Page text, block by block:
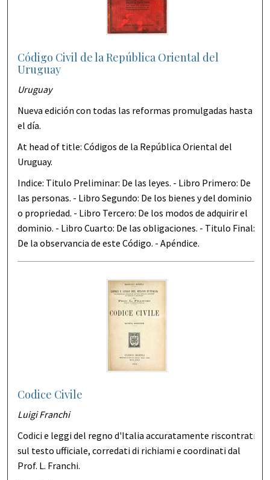
Código Civil de la República Oriental del
Uruguay
Uruguay
Nueva edición con todas las reformas promulgadas hasta
el día.
At head of title: Códigos de la República Oriental del
Uruguay.
Indice: Titulo Preliminar: De las leyes. - Libro Primero: De
las personas. - Libro Segundo: De los bienes y del dominio
o propriedad. - Libro Tercero: De los modos de adquirir el
dominio. - Libro Cuarto: De las obligaciones. - Titulo Final:
De la observancia de este Código. - Apéndice.
Codice Civile
Luigi Franchi
Codici e leggi del regno d'Italia accuratamente riscontrati
sul testo ufficiale, corredati di richiami e coordinati dal
Prof. L. Franchi.